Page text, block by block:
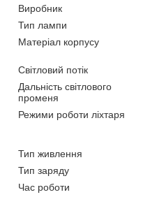
Виробник
Тип лампи
Матеріал корпусу
Світловий потік
Дальність світлового
променя
Режими роботи ліхтаря
Тип живлення
Тип заряду
Час роботи